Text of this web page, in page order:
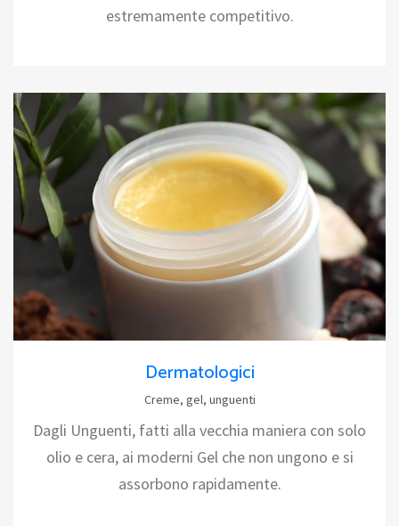
estremamente competitivo.
Dermatologici
Creme, gel, unguenti
Dagli Unguenti, fatti alla vecchia maniera con solo
olio e cera, ai moderni Gel che non ungono e si
assorbono rapidamente.